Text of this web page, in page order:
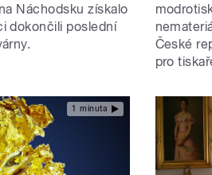
Náchodsku získalo
dokončili poslední
České
pro
1 minuta